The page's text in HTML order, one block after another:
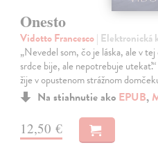
Onesto
Vidotto Francesco| Elektronická
„Nevedel som, čo je láska, ale v
srdce bije, ale nepotrebuje
žije v opustenom strážnom
Na stiahnutie ako EPUB,
12,50 €